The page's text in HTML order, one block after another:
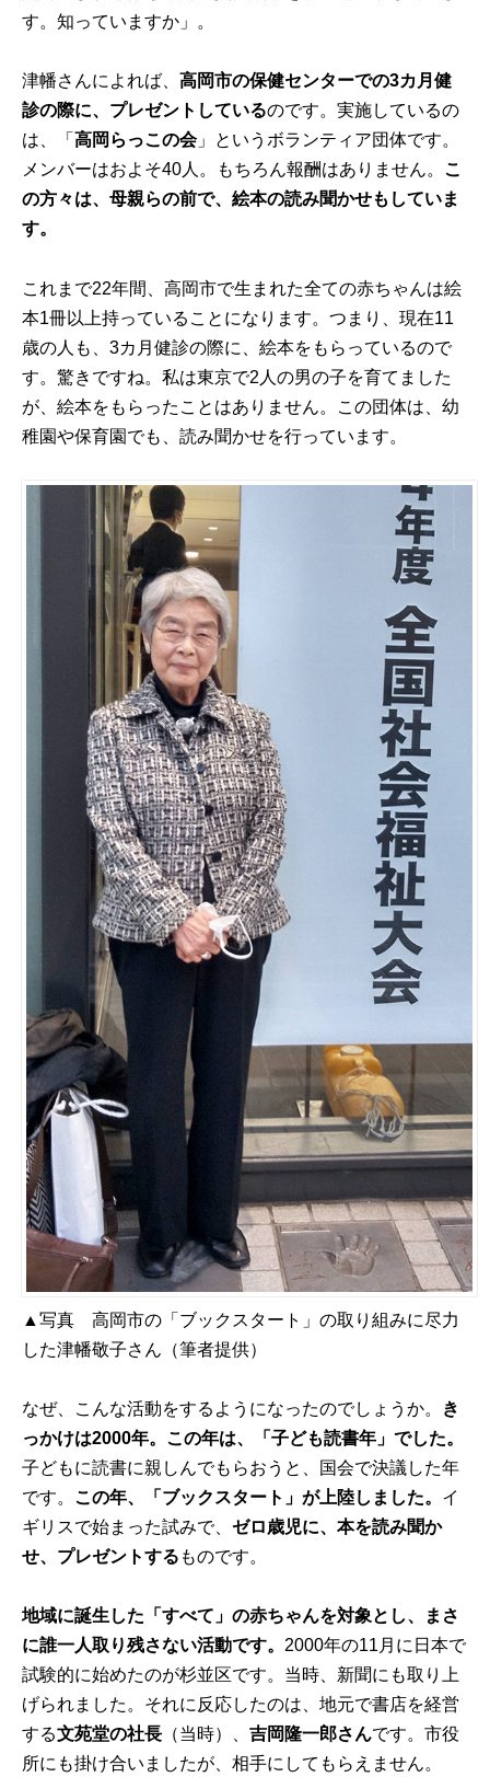
す。知っていますか」。
津幡さんによれば、高岡市の保健センターでの3カ月健
診の際に、プレゼントしているのです。実施しているの
は、「高岡らっこの会」というボランティア団体です。
メンバーはおよそ40人。もちろん報酬はありません。 こ
の方々は、母親らの前で、絵本の読み聞かせもしていま
す。
これまで22年間、高岡市で生まれた全ての赤ちゃんは絵
本1冊以上持っていることになります。つまり、現在11
歳の人も、3カ月健診の際に、絵本をもらっているので
す。驚きですね。私は東京で2人の男の子を育てました
が、絵本をもらったことはありません。この団体は、幼
稚園や保育園でも、読み聞かせを行っています。
▲写真 高岡市の「ブックスタート」の取り組みに尽力
した津幡敬子さん（筆者提供）
なぜ、こんな活動をするようになったのでしょうか。
き
っかけは2000年。この年は、「子ども読書年」でした。
子どもに読書に親しんでもらおうと、国会で決議した年
です。 この年、「ブックスタート」が上陸しました。 イ
ギリスで始まった試みで、ゼロ歳児に、本を読み聞か
せ、プレゼントする ものです。
地域に誕生した「すべて」の赤ちゃんを対象とし、まさ
に誰一人取り残さない活動です。2000年の11月に日本で
試験的に始めたのが杉並区です。当時、新聞にも取り上
げられました。それに反応したのは、地元で書店を経営
する文苑堂の社長 （当時）、吉岡隆一郎さんです。市役
所にも掛け合いましたが、相手にしてもらえません。